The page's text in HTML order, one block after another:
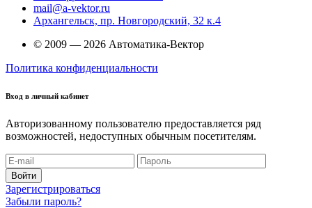
mail@a-vektor.ru
Архангельск, пр. Новгородский, 32 к.4
© 2009 — 2026 Автоматика-Вектор
Политика конфиденциальности
Вход в личный кабинет
Авторизованному пользователю предоставляется ряд
возможностей, недоступных обычным посетителям.
Войти
Зарегистрироваться
Забыли пароль?